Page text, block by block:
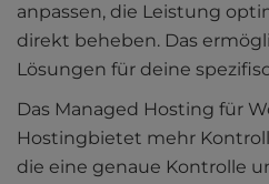
anpassen, die Leistung
direkt beheben. Das
Lösungen für deine
Das Managed Hosting für
Hostingbietet mehr
die eine genaue Kontrolle